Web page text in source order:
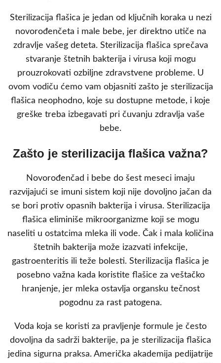
Sterilizacija flašica je jedan od ključnih koraka u nezi
novorođenčeta i male bebe, jer direktno utiče na
zdravlje vašeg deteta. Sterilizacija flašica sprečava
stvaranje štetnih bakterija i virusa koji mogu
prouzrokovati ozbiljne zdravstvene probleme. U
ovom vodiču ćemo vam objasniti zašto je sterilizacija
flašica neophodno, koje su dostupne metode, i koje
greške treba izbegavati pri čuvanju zdravlja vaše
bebe.
Zašto je sterilizacija flašica važna?
Novorođenčad i bebe do šest meseci imaju
razvijajući se imuni sistem koji nije dovoljno jačan da
se bori protiv opasnih bakterija i virusa. Sterilizacija
flašica eliminiše mikroorganizme koji se mogu
naseliti u ostatcima mleka ili vode. Čak i mala količina
štetnih bakterija može izazvati infekcije,
gastroenteritis ili teže bolesti. Sterilizacija flašica je
posebno važna kada koristite flašice za veštačko
hranjenje, jer mleka ostavlja organsku tečnost
pogodnu za rast patogena.
Voda koja se koristi za pravljenje formule je često
dovoljna da sadrži bakterije, pa je sterilizacija flašica
jedina sigurna praksa. Američka akademija pedijatrije